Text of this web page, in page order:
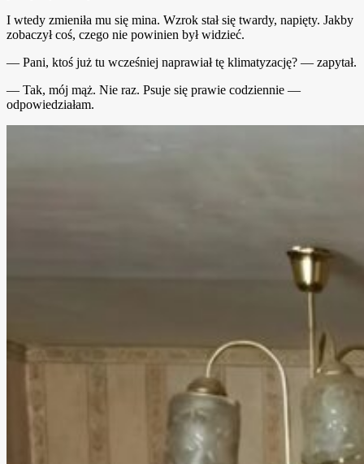
I wtedy zmieniła mu się mina. Wzrok stał się twardy, napięty. Jakby
zobaczył coś, czego nie powinien był widzieć.
— Pani, ktoś już tu wcześniej naprawiał tę klimatyzację? — zapytał.
— Tak, mój mąż. Nie raz. Psuje się prawie codziennie —
odpowiedziałam.